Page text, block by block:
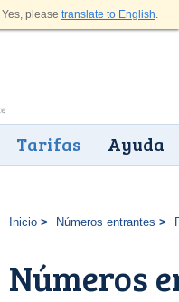
Yes, please translate to English.
Tarifas Ayuda
Inicio Números entrantes
Números